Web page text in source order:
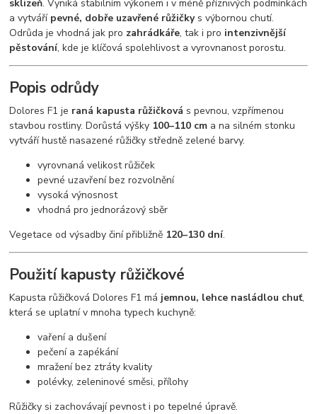
sklizeň. Vyniká stabilním výkonem i v méně příznivých podmínkách
a vytváří pevné, dobře uzavřené růžičkys výbornou chutí.
Odrůda je vhodná jak pro zahrádkáře, tak i pro intenzivnější
pěstování, kde je klíčová spolehlivost a vyrovnanost porostu.
Popis odrůdy
Dolores F1 je raná kapusta růžičková s pevnou, vzpřímenou
stavbou rostliny. Dorůstá výšky 100–110 cm a na silném stonku
vytváří hustě nasazené růžičky středně zelené barvy.
vyrovnaná velikost růžiček
pevné uzavření bez rozvolnění
vysoká výnosnost
vhodná pro jednorázový sběr
Vegetace od výsadby činí přibližně 120–130 dní.
Použití kapusty růžičkové
Kapusta růžičková Dolores F1 má jemnou, lehce nasládlou chuť,
která se uplatní v mnoha typech kuchyně:
vaření a dušení
pečení a zapékání
mražení bez ztráty kvality
polévky, zeleninové směsi, přílohy
Růžičky si zachovávají pevnost i po tepelné úpravě.